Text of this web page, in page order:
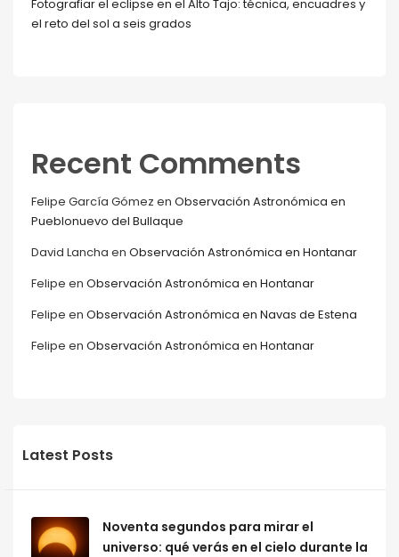
Fotografiar el eclipse en el Alto Tajo: técnica, encuadres y
el reto del sol a seis grados
Recent Comments
Felipe García Gómez en Observación Astronómica en
Pueblonuevo del Bullaque
David Lancha en Observación Astronómica en Hontanar
Felipe en Observación Astronómica en Hontanar
Felipe en Observación Astronómica en Navas de Estena
Felipe en Observación Astronómica en Hontanar
Latest Posts
Noventa segundos para mirar el
universo: qué verás en el cielo durante la